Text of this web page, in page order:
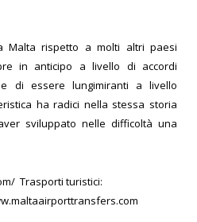
Malta rispetto a molti altri paesi
in anticipo a livello di accordi
di essere lungimiranti a livello
ha radici nella stessa storia
sviluppato nelle difficoltà una
Trasporti turistici: